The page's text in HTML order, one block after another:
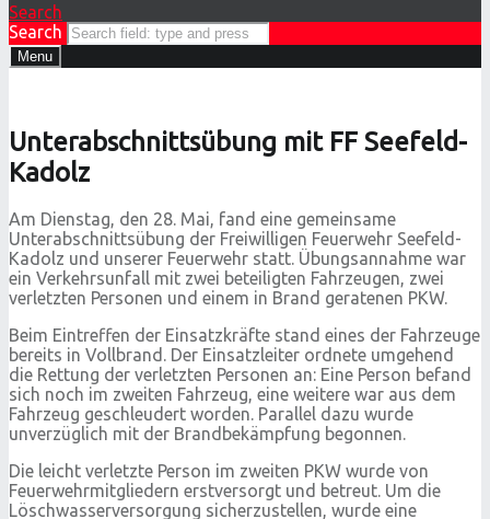
Search
Search
Menu
Unterabschnittsübung mit FF Seefeld-
Kadolz
Am Dienstag, den 28. Mai, fand eine gemeinsame
Unterabschnittsübung der Freiwilligen Feuerwehr Seefeld-
Kadolz und unserer Feuerwehr statt. Übungsannahme war
ein Verkehrsunfall mit zwei beteiligten Fahrzeugen, zwei
verletzten Personen und einem in Brand geratenen PKW.
Beim Eintreffen der Einsatzkräfte stand eines der Fahrzeuge
bereits in Vollbrand. Der Einsatzleiter ordnete umgehend
die Rettung der verletzten Personen an: Eine Person befand
sich noch im zweiten Fahrzeug, eine weitere war aus dem
Fahrzeug geschleudert worden. Parallel dazu wurde
unverzüglich mit der Brandbekämpfung begonnen.
Die leicht verletzte Person im zweiten PKW wurde von
Feuerwehrmitgliedern erstversorgt und betreut. Um die
Löschwasserversorgung sicherzustellen, wurde eine